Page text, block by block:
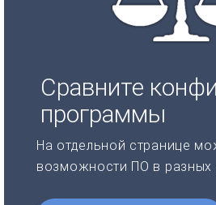
Сравните
программы
На отдельной странице
возможности ПО в разных